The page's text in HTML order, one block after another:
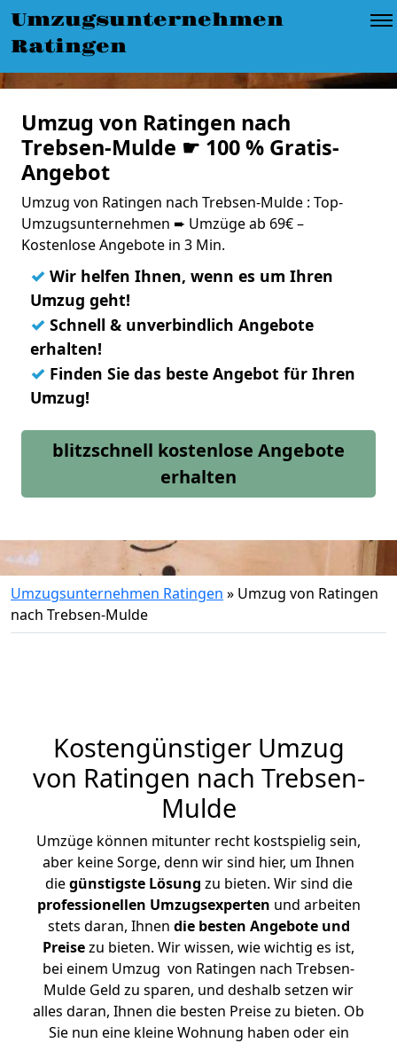
Umzugsunternehmen
Ratingen
Umzug von Ratingen nach
Trebsen-Mulde ☛ 100 % Gratis-
Angebot
Umzug von Ratingen nach Trebsen-Mulde : Top-
Umzugsunternehmen ➨ Umzüge ab 69€ –
Kostenlose Angebote in 3 Min.
✓ Wir helfen Ihnen, wenn es um Ihren
Umzug geht!
✓ Schnell & unverbindlich Angebote
erhalten!
✓ Finden Sie das beste Angebot für Ihren
Umzug!
blitzschnell kostenlose Angebote
erhalten
Umzugsunternehmen Ratingen » Umzug von Ratingen
nach Trebsen-Mulde
Kostengünstiger Umzug
von Ratingen nach Trebsen-
Mulde
Umzüge können mitunter recht kostspielig sein,
aber keine Sorge, denn wir sind hier, um Ihnen
diegünstigste Lösung zu bieten. Wir sind die
professionellen Umzugsexperten und arbeiten
stets daran, Ihnen die besten Angebote und
Preisezu bieten. Wir wissen, wie wichtig es ist,
bei einem Umzug von Ratingen nach Trebsen-
Mulde Geld zu sparen, und deshalb setzen wir
alles daran, Ihnen die besten Preise zu bieten. Ob
Sie nun eine kleine Wohnung haben oder ein